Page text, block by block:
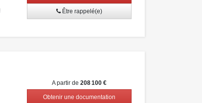
Être rappelé(e)
A partir de208 100 €
Obtenir une documentation